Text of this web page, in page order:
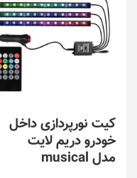
کیت نورپردازی داخل
خودرو دریم لایت
مدل musical